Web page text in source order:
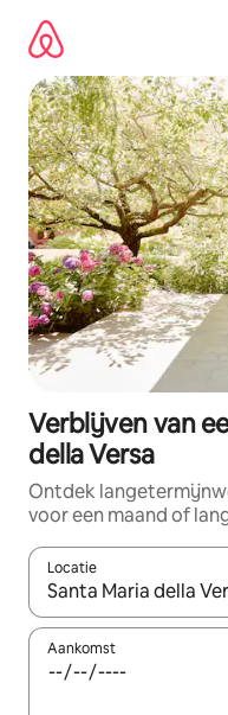
direct
naar
inhoud
Verblijven van
della Versa
Ontdek
voor een maand of
Locatie
Wanneer er resultaten
Aankomst